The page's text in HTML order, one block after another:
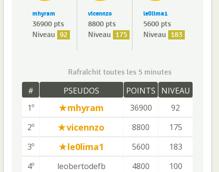
mhyram
36900 pts
Niveau 92
vicennzo
8800 pts
Niveau 175
le0lima1
5600 pts
Niveau 183
Rafraîchit toutes les 5 minutes
# PSEUDOS POINTS
NIVEAU
1º
mhyram 36900
92
2º
vicennzo 8800
175
3º
le0lima1 5600
183
4º
leobertodefb 4800
100